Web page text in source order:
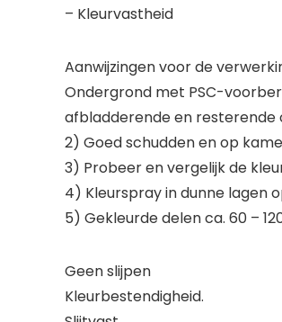
– Kleurvastheid
Aanwijzingen voor de
Ondergrond met PSC-
afbladderende en resterende
2) Goed schudden en op
3) Probeer en vergelijk de
4) Kleurspray in dunne lagen
5) Gekleurde delen ca. 60 –
Geen slijpen
Kleurbestendigheid.